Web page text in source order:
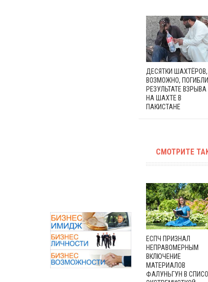
ДЕСЯТКИ ШАХТЁРОВ,
ВОЗМОЖНО,
РЕЗУЛЬТАТЕ ВЗРЫВА
НА ШАХТЕ В
ПАКИСТАНЕ
СМОТРИТЕ
ЕСПЧ ПРИЗНАЛ
НЕПРАВОМЕРНЫМ
ВКЛЮЧЕНИЕ
МАТЕРИАЛОВ
ФАЛУНЬГУН В